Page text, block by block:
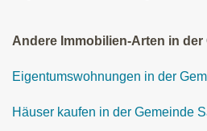
Andere Immobilien-Arten in der
Eigentumswohnungen in der
Häuser kaufen in der Gemeinde